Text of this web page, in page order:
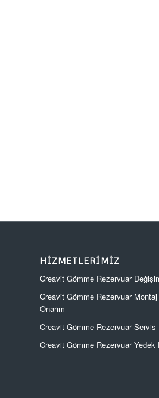
HIZMETLERIMIZ
Creavit Gömme Rezervuar
Creavit Gömme Rezervuar Montaj
Onarım
Creavit Gömme Rezervuar Servis
Creavit Gömme Rezervuar Yedek